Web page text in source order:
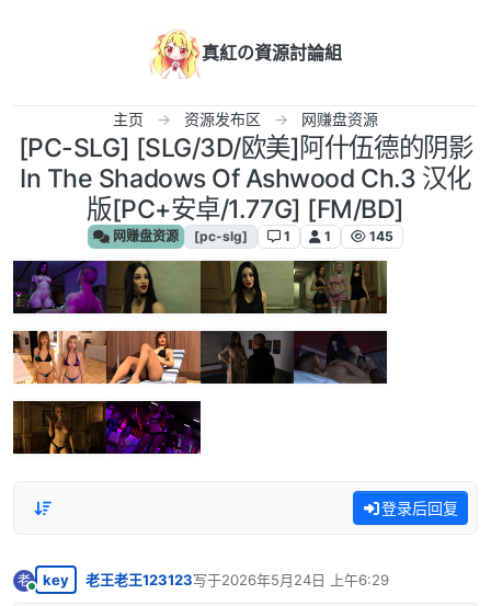
真紅の資源討論組
主页 资源发布区 网赚盘资源
[PC-SLG] [SLG/3D/欧美]阿什伍德的阴影
In The Shadows Of Ashwood Ch.3 汉化
版[PC+安卓/1.77G] [FM/BD]
网赚盘资源 [pc-slg] 1 1 145
登录后回复
老
在线
key 老王老王123123写于2026年5月24日 上午6:29
最后由 编辑